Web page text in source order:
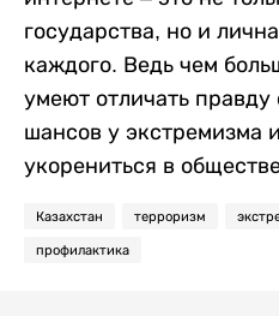
государства, но и
каждого. Ведь чем
умеют отличать
шансов у экстремизма
укорениться в
Казахстан терроризм
профилактика